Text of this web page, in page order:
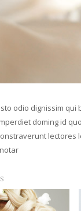
odio dignissim
doming id
lectores